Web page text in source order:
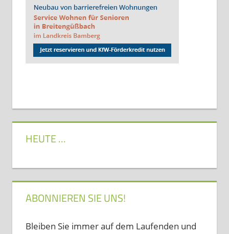
HEUTE …
ABONNIEREN SIE UNS!
Bleiben Sie immer auf dem Laufenden und